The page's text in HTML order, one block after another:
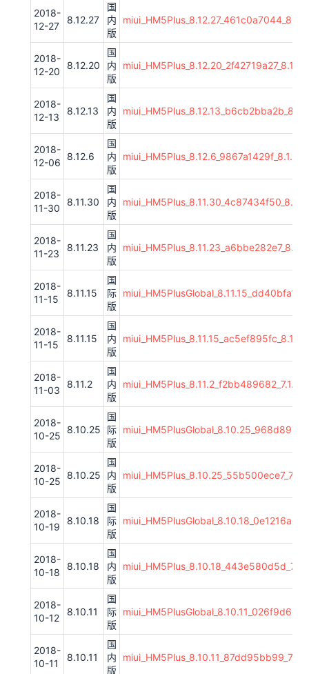
2018-
12-27
8.12.27
国
内
版
2018-
12-20
8.12.20
国
内
版
miui_HM5Plus_8.12.20_2f42719a27_8.1.zip
2018-
12-13
8.12.13
国
内
版
2018-
12-06
8.12.6
国
内
版
miui_HM5Plus_8.12.6_9867a1429f_8.1.zip
2018-
11-30
8.11.30
国
内
版
2018-
11-23
8.11.23
国
内
版
2018-
11-15
8.11.15
国
际
版
2018-
11-15
8.11.15
国
内
版
miui_HM5Plus_8.11.15_ac5ef895fc_8.1.zip
2018-
11-03
8.11.2
国
内
版
miui_HM5Plus_8.11.2_f2bb489682_7.1.zip
2018-
10-25
8.10.25
国
际
版
2018-
10-25
8.10.25
国
内
版
2018-
10-19
8.10.18
国
际
版
2018-
10-18
8.10.18
国
内
版
2018-
10-12
8.10.11
国
际
版
2018-
10-11
8.10.11
国
内
版